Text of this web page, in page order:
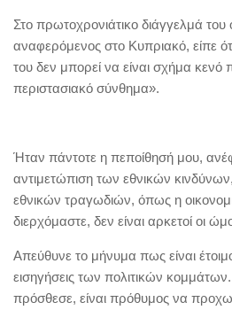
Στο πρωτοχρονιάτικο διάγγελμά
αναφερόμενος στο Κυπριακό, είπε
του δεν μπορεί να είναι σχήμα κενό
περιστασιακό σύνθημα».
Ήταν πάντοτε η πεποίθησή μου,
αντιμετώπιση των εθνικών
εθνικών τραγωδιών, όπως η
διερχόμαστε, δεν είναι αρκετοί οι
Απεύθυνε το μήνυμα πως είναι
εισηγήσεις των πολιτικών
πρόσθεσε, είναι πρόθυμος να